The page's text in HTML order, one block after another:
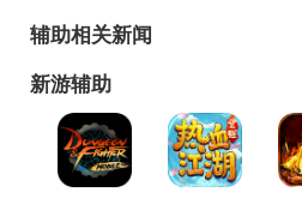
辅助相关新闻
新游辅助